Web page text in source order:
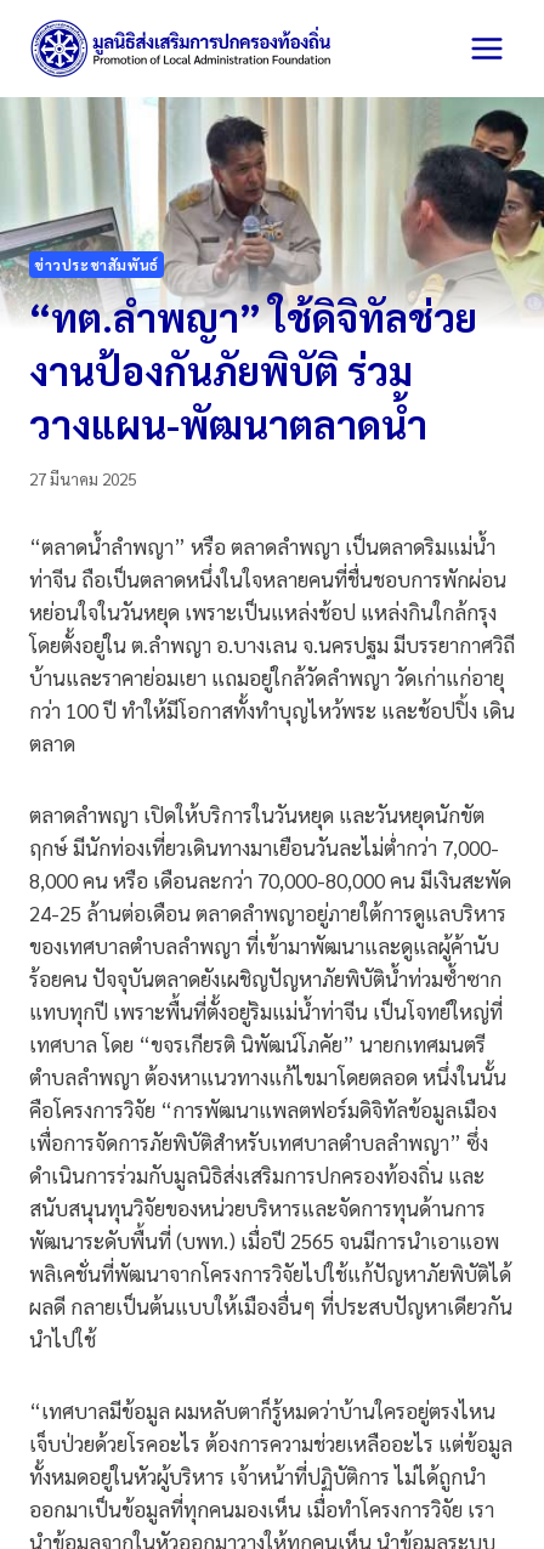
content
ข่าวประชาสัมพันธ์
“ทต.ลำพญา” ใช้ดิจิทัลช่วย
งานป้องกันภัยพิบัติ ร่วม
วางแผน-พัฒนาตลาดน้ำ
27 มีนาคม 2025
“ตลาดน้ำลำพญา” หรือ ตลาดลำพญา เป็นตลาดริมแม่น้ำ
ท่าจีน ถือเป็นตลาดหนึ่งในใจหลายคนที่ชื่นชอบการพักผ่อน
หย่อนใจในวันหยุด เพราะเป็นแหล่งช้อป แหล่งกินใกล้กรุง
โดยตั้งอยู่ใน ต.ลำพญา อ.บางเลน จ.นครปฐม มีบรรยากาศวิถี
บ้านและราคาย่อมเยา แถมอยู่ใกล้วัดลำพญา วัดเก่าแก่อายุ
กว่า 100 ปี ทำให้มีโอกาสทั้งทำบุญไหว้พระ และช้อปปิ้ง เดิน
ตลาด
ตลาดลำพญา เปิดให้บริการในวันหยุด และวันหยุดนักขัต
ฤกษ์ มีนักท่องเที่ยวเดินทางมาเยือนวันละไม่ต่ำกว่า 7,000-
8,000 คน หรือ เดือนละกว่า 70,000-80,000 คน มีเงินสะพัด
24-25 ล้านต่อเดือน ตลาดลำพญาอยู่ภายใต้การดูแลบริหาร
ของเทศบาลตำบลลำพญา ที่เข้ามาพัฒนาและดูแลผู้ค้านับ
ร้อยคน ปัจจุบันตลาดยังเผชิญปัญหาภัยพิบัติน้ำท่วมซ้ำซาก
แทบทุกปี เพราะพื้นที่ตั้งอยู่ริมแม่น้ำท่าจีน เป็นโจทย์ใหญ่ที่
เทศบาล โดย “ขจรเกียรติ นิพัฒน์โภคัย” นายกเทศมนตรี
ตำบลลำพญา ต้องหาแนวทางแก้ไขมาโดยตลอด หนึ่งในนั้น
คือโครงการวิจัย “การพัฒนาแพลตฟอร์มดิจิทัลข้อมูลเมือง
เพื่อการจัดการภัยพิบัติสำหรับเทศบาลตำบลลำพญา” ซึ่ง
ดำเนินการร่วมกับมูลนิธิส่งเสริมการปกครองท้องถิ่น และ
สนับสนุนทุนวิจัยของหน่วยบริหารและจัดการทุนด้านการ
พัฒนาระดับพื้นที่ (บพท.) เมื่อปี 2565 จนมีการนำเอาแอพ
พลิเคชั่นที่พัฒนาจากโครงการวิจัยไปใช้แก้ปัญหาภัยพิบัติได้
ผลดี กลายเป็นต้นแบบให้เมืองอื่นๆ ที่ประสบปัญหาเดียวกัน
นำไปใช้
“เทศบาลมีข้อมูล ผมหลับตาก็รู้หมดว่าบ้านใครอยู่ตรงไหน
เจ็บป่วยด้วยโรคอะไร ต้องการความช่วยเหลืออะไร แต่ข้อมูล
ทั้งหมดอยู่ในหัวผู้บริหาร เจ้าหน้าที่ปฏิบัติการ ไม่ได้ถูกนำ
ออกมาเป็นข้อมูลที่ทุกคนมองเห็น เมื่อทำโครงการวิจัย เรา
นำข้อมูลจากในหัวออกมาวางให้ทุกคนเห็น นำข้อมูลระบบ